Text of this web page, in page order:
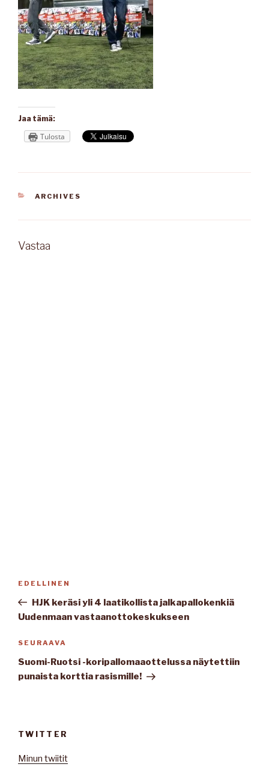
Jaa tämä:
Tulosta
KATEGORIAT
ARCHIVES
Vastaa
Edellinen
artikkeli
EDELLINEN
HJK keräsi yli 4 laatikollista jalkapallokenkiä
Uudenmaan vastaanottokeskukseen
Seuraava
artikkeli
SEURAAVA
Suomi-Ruotsi -koripallomaaottelussa näytettiin
punaista korttia rasismille!
TWITTER
Minun twiitit